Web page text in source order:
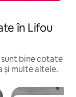
în Lifou
bine cotate
și multe altele.